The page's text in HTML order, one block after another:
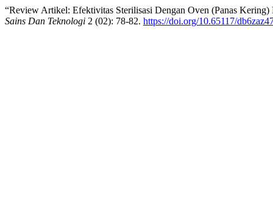
“Review Artikel: Efektivitas Sterilisasi Dengan Oven (Panas
Sains Dan Teknologi 2 (02): 78-82. https://doi.org/10.65117/